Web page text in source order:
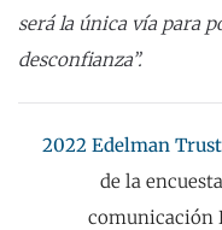
será la única vía para
desconfianza”.
2022 Edelman
de la
comunicación